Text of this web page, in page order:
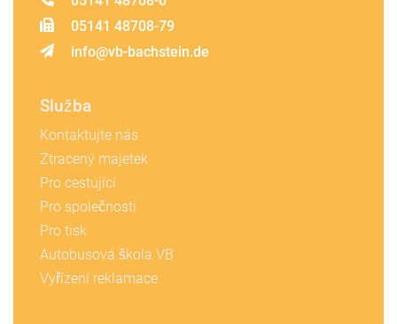
05141 48708-79
info@vb-bachstein.de
Služba
Kontaktujte nás
Ztracený majetek
Pro cestující
Pro společnosti
Pro tisk
Autobusová škola VB
Vyřízení reklamace